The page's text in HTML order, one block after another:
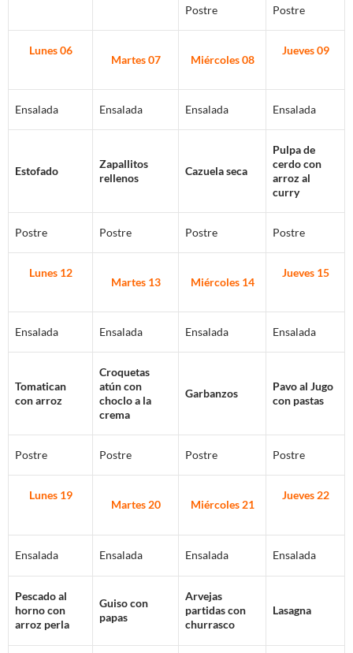
Postre Postre
Lunes 06
Martes 07 Miércoles 08
Jueves 09
Ensalada Ensalada Ensalada Ensalada
Estofado
Zapallitos
rellenos
Cazuela seca
Pulpa de
cerdo con
arroz al
curry
Postre Postre Postre Postre
Lunes 12
Martes 13 Miércoles 14
Jueves 15
Ensalada Ensalada Ensalada Ensalada
Tomatican
con arroz
Croquetas
atún con
choclo a la
crema
Garbanzos
Pavo al Jugo
con pastas
Postre Postre Postre Postre
Lunes 19
Martes 20 Miércoles 21
Jueves 22
Ensalada Ensalada Ensalada Ensalada
Pescado al
horno con
arroz perla
Guiso con
papas
Arvejas
partidas con
churrasco
Lasagna